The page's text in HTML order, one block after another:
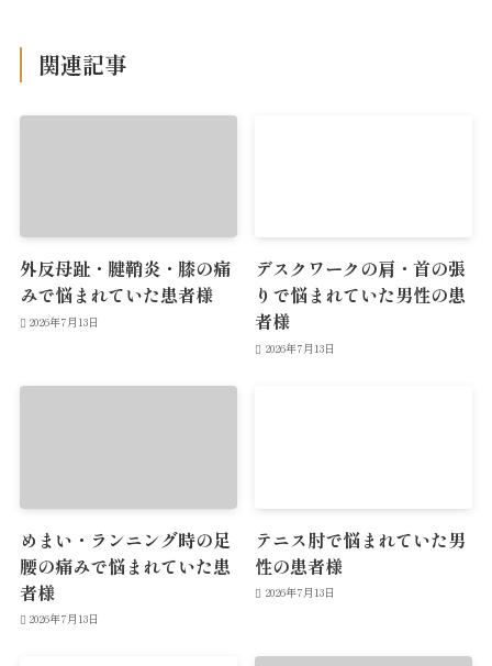
関連記事
外反母趾・腱鞘炎・膝の痛
みで悩まれていた患者様
2026年7月13日
デスクワークの肩・首の張
りで悩まれていた男性の患
者様
2026年7月13日
めまい・ランニング時の足
腰の痛みで悩まれていた患
者様
2026年7月13日
テニス肘で悩まれていた男
性の患者様
2026年7月13日